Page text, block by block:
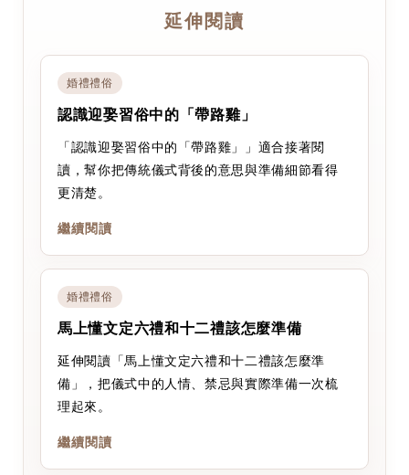
延伸閱讀
婚禮禮俗
認識迎娶習俗中的「帶路雞」
「認識迎娶習俗中的「帶路雞」」適合接著閱
讀，幫你把傳統儀式背後的意思與準備細節看得
更清楚。
繼續閱讀
婚禮禮俗
馬上懂文定六禮和十二禮該怎麼準備
延伸閱讀「馬上懂文定六禮和十二禮該怎麼準
備」，把儀式中的人情、禁忌與實際準備一次梳
理起來。
繼續閱讀